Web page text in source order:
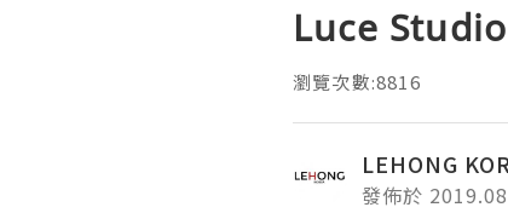
Luce
瀏覽次數:8816
LEHONG
發佈於